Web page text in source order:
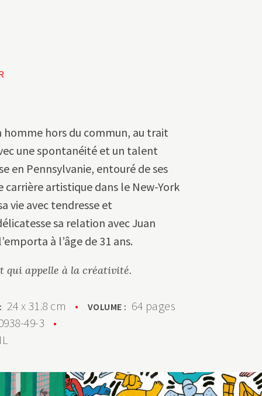
hors du commun, au trait
une spontanéité et un talent
en Pennsylvanie, entouré de ses
artistique dans le New-York
vie avec tendresse et
sa relation avec Juan
à l’âge de 31 ans.
qui appelle à la créativité.
:24 x 31.8 cm • VOLUME : 64 pages
49-3
•